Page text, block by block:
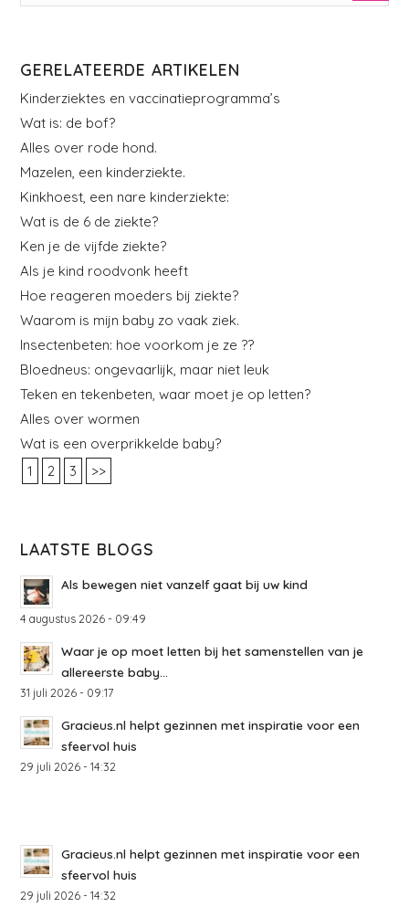
GERELATEERDE ARTIKELEN
Kinderziektes en vaccinatieprogramma’s
Wat is: de bof?
Alles over rode hond.
Mazelen, een kinderziekte.
Kinkhoest, een nare kinderziekte:
Wat is de 6 de ziekte?
Ken je de vijfde ziekte?
Als je kind roodvonk heeft
Hoe reageren moeders bij ziekte?
Waarom is mijn baby zo vaak ziek.
Insectenbeten: hoe voorkom je ze ??
Bloedneus: ongevaarlijk, maar niet leuk
Teken en tekenbeten, waar moet je op letten?
Alles over wormen
Wat is een overprikkelde baby?
1
2 3 >>
LAATSTE BLOGS
Als bewegen niet vanzelf gaat bij uw kind
4 augustus 2026 - 09:49
Waar je op moet letten bij het samenstellen van je
allereerste baby...
31 juli 2026 - 09:17
Gracieus.nl helpt gezinnen met inspiratie voor een
sfeervol huis
29 juli 2026 - 14:32
Gracieus.nl helpt gezinnen met inspiratie voor een
sfeervol huis
29 juli 2026 - 14:32